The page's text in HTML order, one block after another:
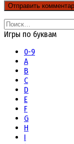
Search
for:
Игры по буквам
0-9
A
B
C
D
E
F
G
H
I